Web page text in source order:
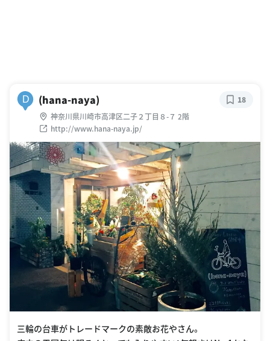
D (hana-naya)
神奈川県川崎市高津区二子２丁目８-７ 2階
http://www.hana-naya.jp/
18
三輪の台車がトレードマークの素敵お花やさん。